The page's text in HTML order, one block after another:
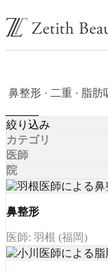
鼻整形 · 二重 · 脂
絞り込み
カテゴリ
医師
院
鼻整形
医師: 羽根 (福岡)